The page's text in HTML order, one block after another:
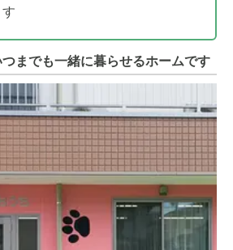
までも一緒に暮らせるホームです